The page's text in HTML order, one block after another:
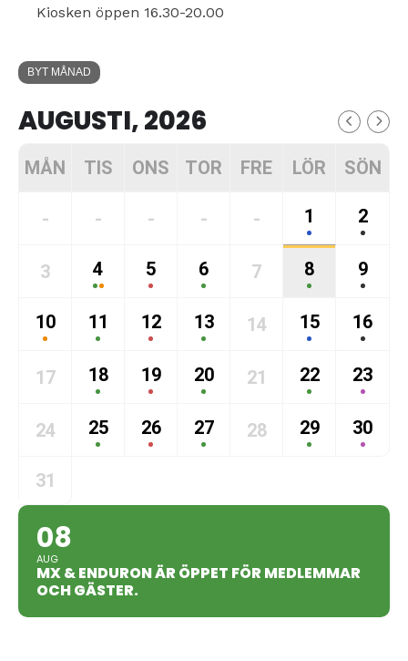
Kiosken öppen 16.30-20.00
BYT MÅNAD
AUGUSTI, 2026
MÅN TIS ONS TOR FRE LÖR SÖN
- - - - - 1 2
3 4 5 6 7 8 9
10 11 12 13 14 15 16
17 18 19 20 21 22 23
24 25 26 27 28 29 30
31
08
AUG
MX & ENDURON ÄR ÖPPET FÖR MEDLEMMAR
OCH GÄSTER.